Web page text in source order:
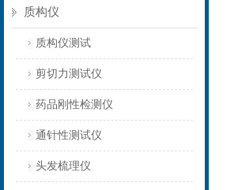
质构仪
质构仪测试
剪切力测试仪
药品刚性检测仪
通针性测试仪
头发梳理仪